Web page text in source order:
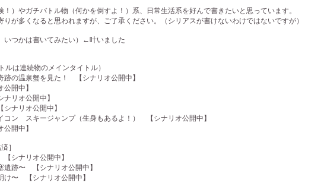
）やガチバトル物（何かを倒すよ！）系、日常生活系を好んで書きたいと思っています。
が多くなると思われますが、ご了承ください。（シリアスが書けないわけではないですが）
つかは書いてみたい）←叶いました
は連続物のメインタイトル）
の温泉蟹を見た！ 【シナリオ公開中】
開中】
リオ公開中】
ナリオ公開中】
コン スキージャンプ（生身もあるよ！） 【シナリオ公開中】
開中】
］
シナリオ公開中】
跡〜 【シナリオ公開中】
け〜 【シナリオ公開中】